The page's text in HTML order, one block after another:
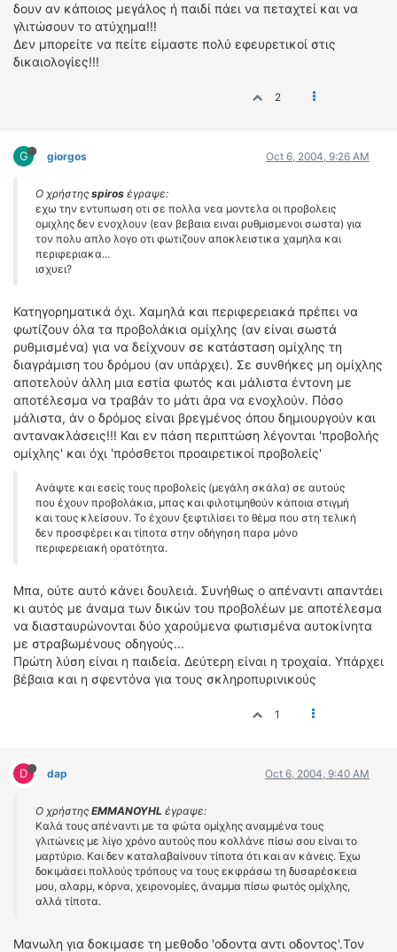
δουν αν κάποιος μεγάλος ή παιδί πάει να πεταχτεί και να
γλιτώσουν το ατύχημα!!!
Δεν μπορείτε να πείτε είμαστε πολύ εφευρετικοί στις
δικαιολογίες!!!
2
G giorgos Oct 6, 2004, 9:26 AM
Ο χρήστης spiros έγραψε:
εχω την εντυπωση οτι σε πολλα νεα μοντελα οι προβολεις
ομιχλης δεν ενοχλουν (εαν βεβαια ειναι ρυθμισμενοι σωστα) για
τον πολυ απλο λογο οτι φωτιζουν αποκλειστικα χαμηλα και
περιφεριακα...
ισχυει?
Κατηγορηματικά όχι. Χαμηλά και περιφερειακά πρέπει να
φωτίζουν όλα τα προβολάκια ομίχλης (αν είναι σωστά
ρυθμισμένα) για να δείχνουν σε κατάσταση ομίχλης τη
διαγράμιση του δρόμου (αν υπάρχει). Σε συνθήκες μη ομίχλης
αποτελούν άλλη μια εστία φωτός και μάλιστα έντονη με
αποτέλεσμα να τραβάν το μάτι άρα να ενοχλούν. Πόσο
μάλιστα, άν ο δρόμος είναι βρεγμένος όπου δημιουργούν και
αντανακλάσεις!!! Και εν πάση περιπτώση λέγονται 'προβολής
ομίχλης' και όχι 'πρόσθετοι προαιρετικοί προβολείς'
Aνάψτε και εσείς τους προβολείς (μεγάλη σκάλα) σε αυτούς
που έχουν προβολάκια, μπας και φιλοτιμηθούν κάποια στιγμή
και τους κλείσουν. Το έχουν ξεφτιλίσει το θέμα που στη τελική
δεν προσφέρει και τίποτα στην οδήγηση παρα μόνο
περιφερειακή ορατότητα.
Μπα, ούτε αυτό κάνει δουλειά. Συνήθως ο απέναντι απαντάει
κι αυτός με άναμα των δικών του προβολέων με αποτέλεσμα
να διασταυρώνονται δύο χαρούμενα φωτισμένα αυτοκίνητα
με στραβωμένους οδηγούς...
Πρώτη λύση είναι η παιδεία. Δεύτερη είναι η τροχαία. Υπάρχει
βέβαια και η σφεντόνα για τους σκληροπυρινικούς
1
D dap Oct 6, 2004, 9:40 AM
Ο χρήστης EMMANOYHL έγραψε:
Καλά τους απέναντι με τα φώτα ομίχλης αναμμένα τους
γλιτώνεις με λίγο χρόνο αυτούς που κολλάνε πίσω σου είναι το
μαρτύριο. Και δεν καταλαβαίνουν τίποτα ότι και αν κάνεις. Έχω
δοκιμάσει πολλούς τρόπους να τους εκφράσω τη δυσαρέσκεια
μου, αλαρμ, κόρνα, χειρονομίες, άναμμα πίσω φωτός ομίχλης,
αλλά τίποτα.
Mανωλη για δοκιμασε τη μεθοδο 'οδοντα αντι οδοντος'.Τον